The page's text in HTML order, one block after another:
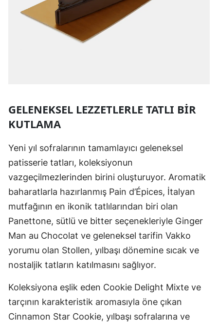
GELENEKSEL LEZZETLERLE TATLI BIR
KUTLAMA
Yeni yıl sofralarının tamamlayıcı geleneksel
patisserie tatları, koleksiyonun
vazgeçilmezlerinden birini oluşturuyor. Aromatik
baharatlarla hazırlanmış Pain d’Épices, İtalyan
mutfağının en ikonik tatlılarından biri olan
Panettone, sütlü ve bitter seçenekleriyle Ginger
Man au Chocolat ve geleneksel tarifin Vakko
yorumu olan Stollen, yılbaşı dönemine sıcak ve
nostaljik tatların katılmasını sağlıyor.
Koleksiyona eşlik eden Cookie Delight Mixte ve
tarçının karakteristik aromasıyla öne çıkan
Cinnamon Star Cookie, yılbaşı sofralarına ve